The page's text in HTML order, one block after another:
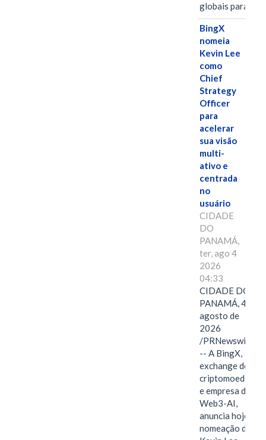
globais para…
BingX
nomeia
Kevin Lee
como
Chief
Strategy
Officer
para
acelerar
sua visão
multi-
ativo e
centrada
no
usuário
CIDADE
DO
PANAMÁ,
ter, ago 4
2026
04:33
CIDADE DO
PANAMÁ, 4 de
agosto de
2026
/PRNewswire/
-- A BingX,
exchange de
criptomoedas
e empresa de
Web3-AI,
anuncia hoje a
nomeação de